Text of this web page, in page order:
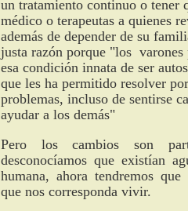
un tratamiento continuo o tener
médico o terapeutas a quienes
además de depender de su
justa razón porque "los varones
esa condición innata de ser
que les ha permitido resolver
problemas, incluso de sentirse
ayudar a los demás"
Pero los cambios son
desconocíamos que existían
humana, ahora tendremos
que nos corresponda vivir.